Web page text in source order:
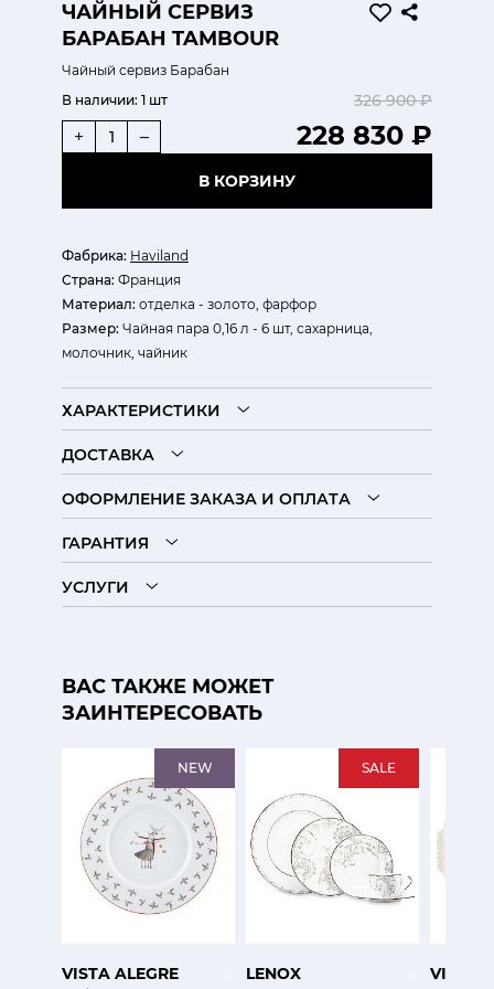
ЧАЙНЫЙ СЕРВИЗ
БАРАБАН TAMBOUR
Чайный сервиз Барабан
Фабрика: Haviland
Страна: Франция
Материал: отделка - золото, фарфор
Размер: Чайная пара 0,16 л - 6 шт, сахарница,
молочник, чайник
В наличии: 1 шт 326 900 ₽
228 830 ₽
+ –
В КОРЗИНУ
ХАРАКТЕРИСТИКИ
ДОСТАВКА
ОФОРМЛЕНИЕ ЗАКАЗА И ОПЛАТА
ГАРАНТИЯ
УСЛУГИ
ВАС ТАКЖЕ МОЖЕТ
ЗАИНТЕРЕСОВАТЬ
NEW
VISTA ALEGRE
SALE
LENOX VISTA